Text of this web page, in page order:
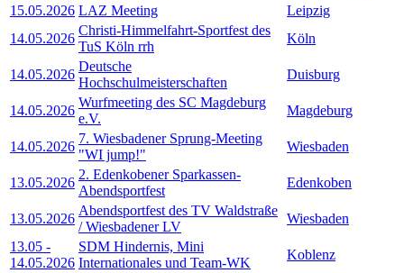
15.05.2026 LAZ Meeting
Leipzig
14.05.2026
Christi-Himmelfahrt-Sportfest des
TuS Köln rrh
Köln
14.05.2026
Deutsche
Hochschulmeisterschaften
Duisburg
14.05.2026
Wurfmeeting des SC Magdeburg
e.V.
Magdeburg
14.05.2026
7. Wiesbadener Sprung-Meeting
"WI jump!"
Wiesbaden
13.05.2026
2. Edenkobener Sparkassen-
Abendsportfest
Edenkoben
13.05.2026
Abendsportfest des TV Waldstraße
/ Wiesbadener LV
Wiesbaden
13.05 -
14.05.2026
SDM Hindernis, Mini
Internationales und Team-WK
Koblenz